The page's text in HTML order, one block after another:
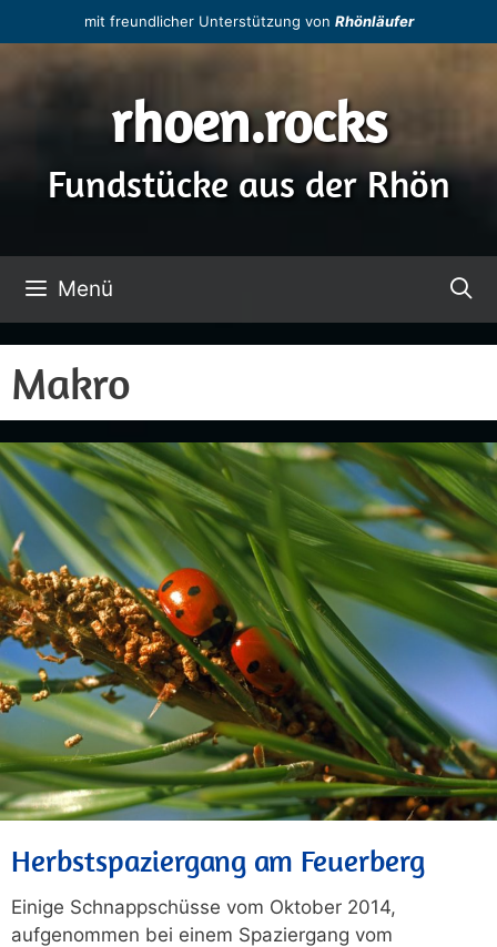
Inhalt
springen
mit freundlicher Unterstützung von Rhönläufer
rhoen.rocks
Fundstücke aus der Rhön
Menü
Makro
Herbstspaziergang am Feuerberg
Einige Schnappschüsse vom Oktober 2014,
aufgenommen bei einem Spaziergang vom